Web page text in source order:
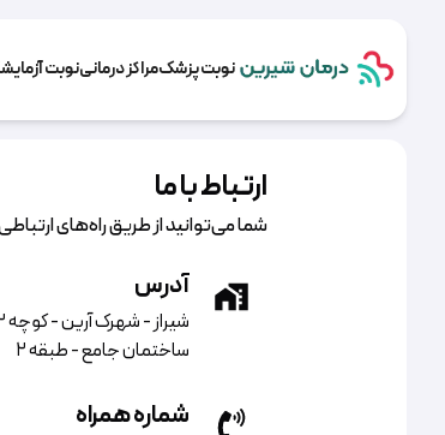
نوبت پزشکمراکز درمانینوبت
ارتباط با ما
شما می‌توانید از طریق راه‌های ارتباطی
آدرس
ساختمان جامع - طبقه ۲
شماره همراه